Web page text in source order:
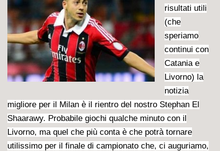
risultati utili
(che
speriamo
continui con
Catania e
Livorno) la
notizia
migliore per il Milan è il rientro del nostro Stephan El
Shaarawy. Probabile giochi qualche minuto con il
Livorno, ma quel che più conta è che potrà tornare
utilissimo per il finale di campionato che, ci auguriamo,